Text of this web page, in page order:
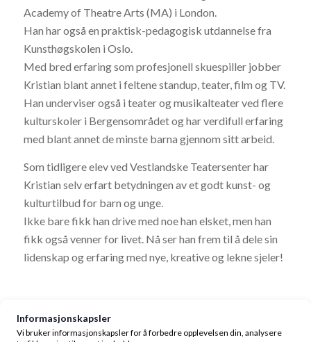
Academy of Theatre Arts (MA) i London.
Han har også en praktisk-pedagogisk utdannelse fra
Kunsthøgskolen i Oslo.
Med bred erfaring som profesjonell skuespiller jobber
Kristian blant annet i feltene standup, teater, film og TV.
Han underviser også i teater og musikalteater ved flere
kulturskoler i Bergensområdet og har verdifull erfaring
med blant annet de minste barna gjennom sitt arbeid.
Som tidligere elev ved Vestlandske Teatersenter har
Kristian selv erfart betydningen av et godt kunst- og
kulturtilbud for barn og unge.
Ikke bare fikk han drive med noe han elsket, men han
fikk også venner for livet. Nå ser han frem til å dele sin
lidenskap og erfaring med nye, kreative og lekne sjeler!